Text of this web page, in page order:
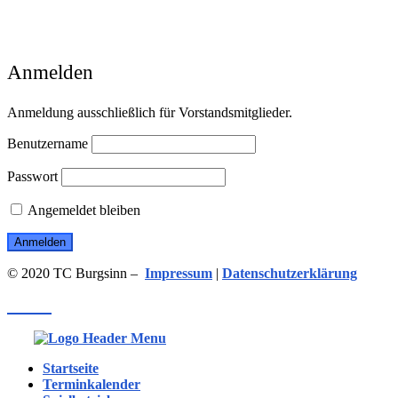
Anmelden
Anmeldung ausschließlich für Vorstandsmitglieder.
Benutzername
Passwort
Angemeldet bleiben
© 2020 TC Burgsinn – Impressum | Datenschutzerklärung
Startseite
Terminkalender